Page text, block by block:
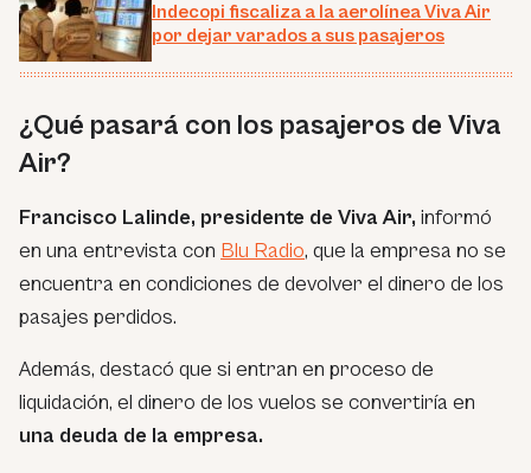
Indecopi fiscaliza a la aerolínea Viva Air
por dejar varados a sus pasajeros
¿Qué pasará con los pasajeros de Viva
Air?
Francisco Lalinde, presidente de Viva Air, informó
en una entrevista con Blu Radio, que la empresa no se
encuentra en condiciones de devolver el dinero de los
pasajes perdidos.
Además, destacó que si entran en proceso de
liquidación, el dinero de los vuelos se convertiría en
una deuda de la empresa.